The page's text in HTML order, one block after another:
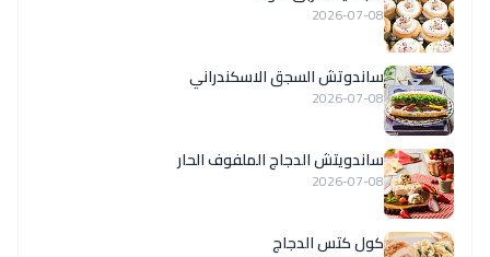
2026-07-08
ساندوتش السجق الاسكندراني
2026-07-08
ساندويتش الدجاج الملفوف الحار
2026-07-08
كول كتس الدجاج